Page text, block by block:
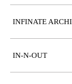
INFINATE
IN-N-OUT